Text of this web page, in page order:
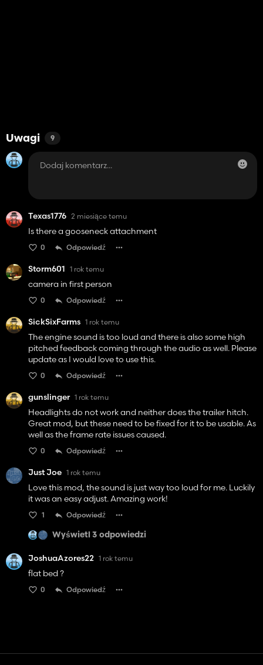
Uwagi 9
Texas1776 2 miesiące temu
Is there a gooseneck attachment
0 Odpowiedź
Storm601 1 rok temu
camera in first person
0 Odpowiedź
SickSixFarms 1 rok temu
The engine sound is too loud and there is also some high
pitched feedback coming through the audio as well. Please
update as I would love to use this.
0 Odpowiedź
gunslinger 1 rok temu
Headlights do not work and neither does the trailer hitch.
Great mod, but these need to be fixed for it to be usable. As
well as the frame rate issues caused.
0 Odpowiedź
Just Joe 1 rok temu
Love this mod, the sound is just way too loud for me. Luckily
it was an easy adjust. Amazing work!
1 Odpowiedź
Wyświetl 3 odpowiedzi
JoshuaAzores22 1 rok temu
flat bed ?
0 Odpowiedź